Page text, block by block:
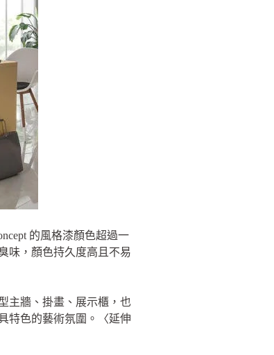
的風格漆顏色超過一
味，顏色持久度高且不易
主牆、掛畫、展示櫃，也
特色的藝術氛圍。〈延伸